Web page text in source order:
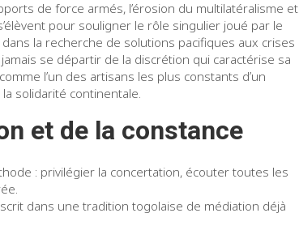
de force armés, l’érosion du multilatéralisme et
pour souligner le rôle singulier joué par le
la recherche de solutions pacifiques aux crises
se départir de la discrétion qui caractérise sa
l’un des artisans les plus constants d’un
solidarité continentale.
et de la constance
: privilégier la concertation, écouter toutes les
dans une tradition togolaise de médiation déjà